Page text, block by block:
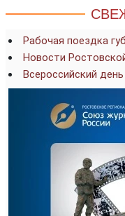
Рабочая поездка
Новости
Всероссийский